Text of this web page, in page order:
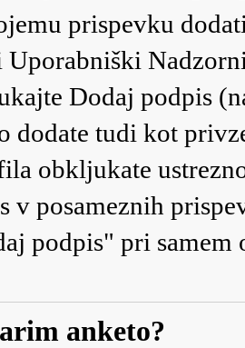
prispevku
Uporabniški
Dodaj podpis
dodate tudi kot
obkljukate
v posameznih
podpis" pri samem
anketo?